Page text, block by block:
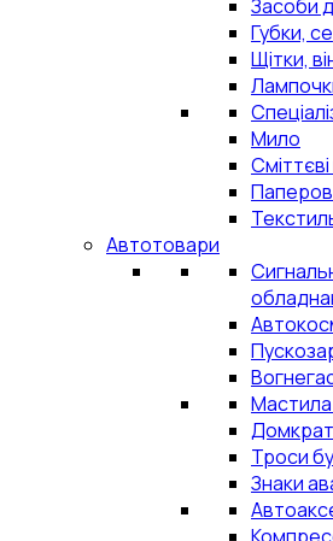
Засоби
Губки,
Щітки,
Мило
Автотовари
Мастила
Троси
Знаки